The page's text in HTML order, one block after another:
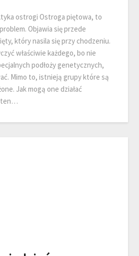
ostrogi Ostroga piętowa, to
Objawia się przede
który nasila się przy chodzeniu.
właściwie każdego, bo nie
podłoży genetycznych,
Mimo to, istnieją grupy które są
Jak mogą one działać
ten…